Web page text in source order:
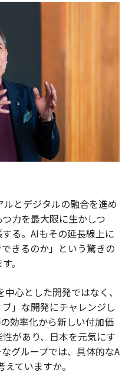
とデジタルの融合を進め
力を最大限に生かしつ
る。AIもその延長線上に
きるのか」という驚きの
。
心とした開発ではなく、
」な開発にチャレンジし
効率化から新しい付加価
があり、日本を元気にす
グループでは、具体的なA
ていますか。